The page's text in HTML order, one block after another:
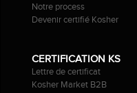
Notre process
Devenir certifié Kosher
CERTIFICATION KS
Lettre de certificat
Kosher Market B2B